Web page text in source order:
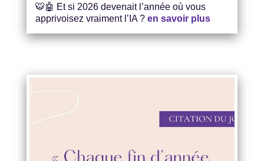
🐯🤖 Et si 2026 devenait l’année où vous
apprivoisez vraiment l’IA ? en savoir plus